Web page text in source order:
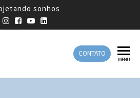
sonhos
CONTATO
MENU